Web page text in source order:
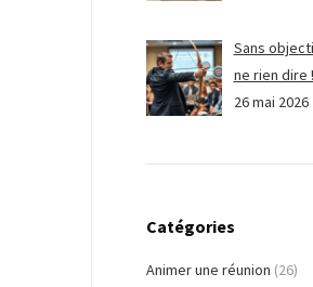
Sans
ne rien dire !
26 mai 2026
Catégories
Animer une réunion (26)